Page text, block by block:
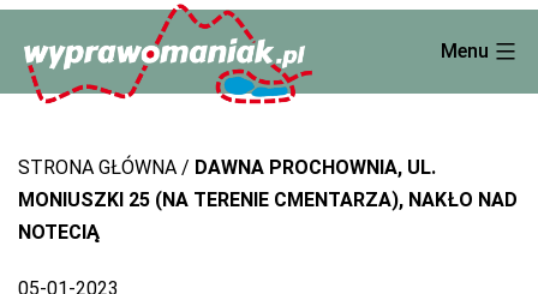
content
Menu
STRONA GŁÓWNA
DAWNA PROCHOWNIA, UL.
MONIUSZKI 25 (NA TERENIE CMENTARZA), NAKŁO NAD
NOTECIĄ
05-01-2023